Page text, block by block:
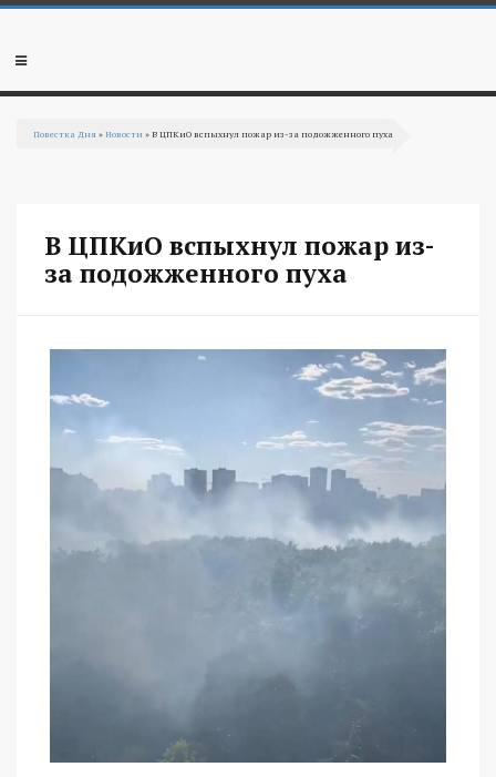
Перейти к основному содержанию
Мобильное
Повестка Дня »Новости » В ЦПКиО вспыхнул пожар из-за подожженного пуха
В ЦПКиО вспыхнул пожар из-
за подожженного пуха